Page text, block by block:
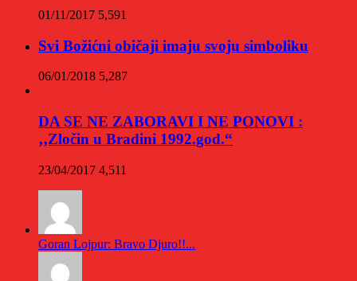
01/11/2017 5,591
Svi Božićni običaji imaju svoju simboliku
06/01/2018 5,287
DA SE NE ZABORAVI I NE PONOVI :
‚‚Zločin u Bradini 1992.god.“
23/04/2017 4,511
Goran Lojpur: Bravo Djuro!!...